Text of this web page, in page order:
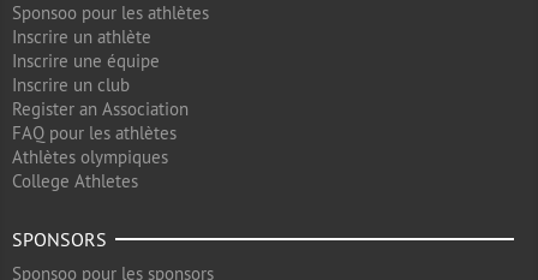
Sponsoo pour les athlètes
Inscrire un athlète
Inscrire une équipe
Inscrire un club
Register an Association
FAQ pour les athlètes
Athlètes olympiques
College Athletes
SPONSORS
Sponsoo pour les sponsors